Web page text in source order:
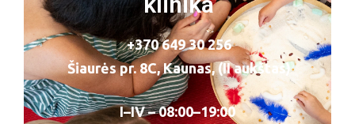
+370 649 30 256
Šiaurės pr. 8C, Kaunas, (II aukštas)
I–IV – 08:00–19:00